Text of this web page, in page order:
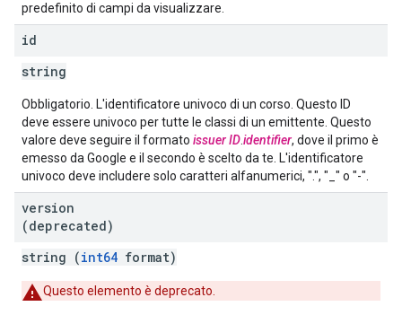
predefinito di campi da visualizzare.
id
string
Obbligatorio. L'identificatore univoco di un corso. Questo ID
deve essere univoco per tutte le classi di un emittente. Questo
valore deve seguire il formato issuer IDidentifier, dove il primo è
emesso da Google e il secondo è scelto da te. L'identificatore
univoco deve includere solo caratteri alfanumerici, ".", "_" o "-".
version
(deprecated)
string (int64 format)
Questo elemento è deprecato.